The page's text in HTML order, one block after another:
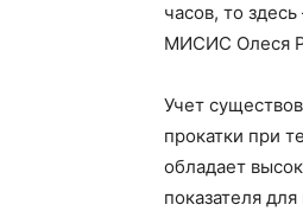
часов, то
МИСИС Олеся
Учет
прокатки при
обладает
показателя